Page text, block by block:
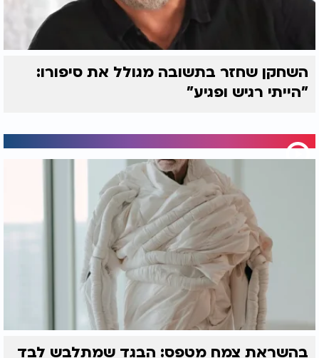
השחקן שחזר בתשובה מגולל את סיפורו:
"הייתי רגיש ופגיע"
בהשראת צמח מטפס: הבגד שמתלבש לבד